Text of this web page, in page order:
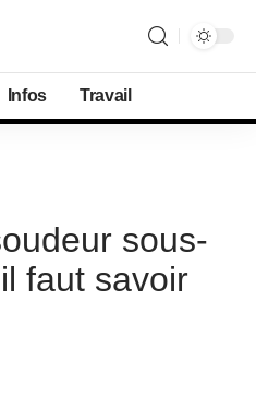
Infos Travail
sous-
faut savoir